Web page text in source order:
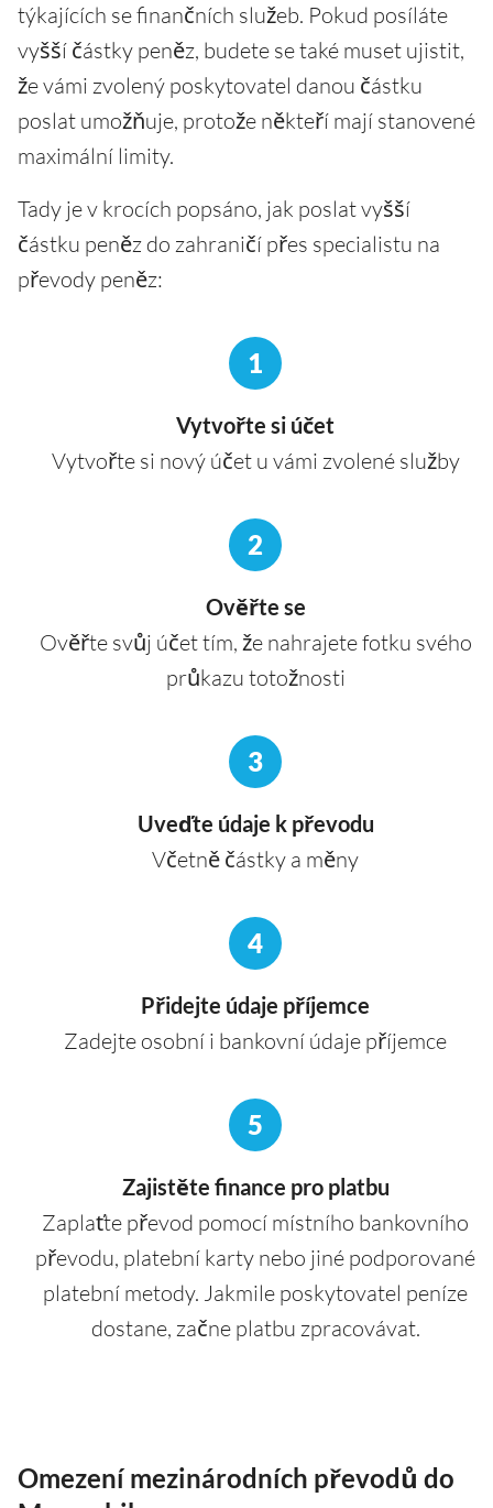
týkajících se finančních služeb. Pokud posíláte
vyšší částky peněz, budete se také muset ujistit,
že vámi zvolený poskytovatel danou částku
poslat umožňuje, protože někteří mají stanovené
maximální limity.
Tady je v krocích popsáno, jak poslat vyšší
částku peněz do zahraničí přes specialistu na
převody peněz:
1
Vytvořte si účet
Vytvořte si nový účet u vámi zvolené služby
2
Ověřte se
Ověřte svůj účet tím, že nahrajete fotku svého
průkazu totožnosti
3
Uveďte údaje k převodu
Včetně částky a měny
4
Přidejte údaje příjemce
Zadejte osobní i bankovní údaje příjemce
5
Zajistěte finance pro platbu
Zaplaťte převod pomocí místního bankovního
převodu, platební karty nebo jiné podporované
platební metody. Jakmile poskytovatel peníze
dostane, začne platbu zpracovávat.
Omezení mezinárodních převodů do